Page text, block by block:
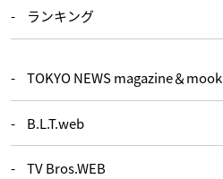
ランキング
TOKYO NEWS magazine＆mook
B.L.T.web
TV Bros.WEB